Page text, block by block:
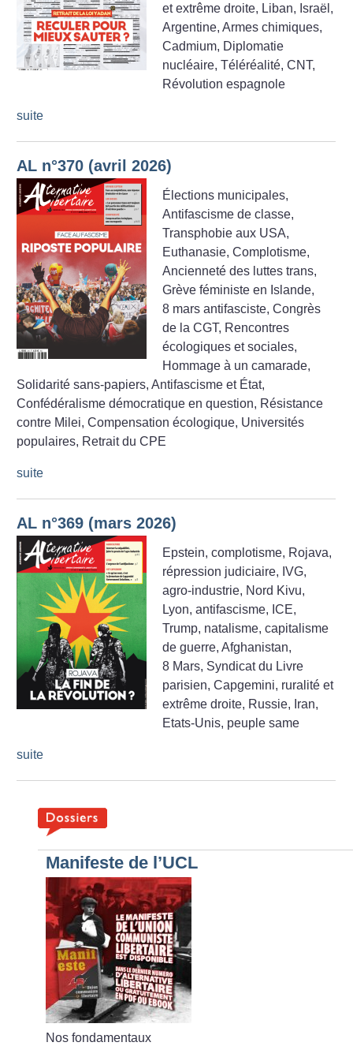
et extrême droite, Liban, Israël,
Argentine, Armes chimiques,
Cadmium, Diplomatie
nucléaire, Téléréalité, CNT,
Révolution espagnole
suite
AL n°370 (avril 2026)
Élections municipales,
Antifascisme de classe,
Transphobie aux USA,
Euthanasie, Complotisme,
Ancienneté des luttes trans,
Grève féministe en Islande,
8 mars antifasciste, Congrès
de la CGT, Rencontres
écologiques et sociales,
Hommage à un camarade,
Solidarité sans-papiers, Antifascisme et État,
Confédéralisme démocratique en question, Résistance
contre Milei, Compensation écologique, Universités
populaires, Retrait du CPE
suite
AL n°369 (mars 2026)
Epstein, complotisme, Rojava,
répression judiciaire, IVG,
agro-industrie, Nord Kivu,
Lyon, antifascisme, ICE,
Trump, natalisme, capitalisme
de guerre, Afghanistan,
8 Mars, Syndicat du Livre
parisien, Capgemini, ruralité et
extrême droite, Russie, Iran,
Etats-Unis, peuple same
suite
Manifeste de l’UCL
Nos fondamentaux